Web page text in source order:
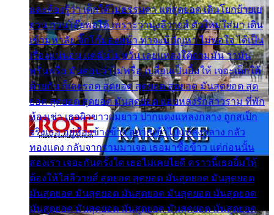
และต้องรู้ว่า เด็กใต้ไม่ธรรมดา แต่สุดยอด เดินโยกย้ายเย
ยวน กวนโอ๊ยพอได้ เพราะว่านุ่งลีวายส์ ตัวใหม่ใส่มา เดิน
เข้ามหาลัย จิ๊กโก๊มองหน้า ท่าจะมีปัญหา ไม่พอใจ ได้เป็น
เรื่องแน่นอน แต่ฉันไม่หวั่น เลยแหลงใต้ถามมัน ว่ามัน
พรั่นพรือ มันตอบว่าไม่พรื่อ เปลี่ยนเป็นยิ้มให้ เจอะเด็กใต้
ด้วยกัน ก็เลยรอด สุดยอด สุดยอด สุดยอด มันสุดยอด สุด
ยอด สุดยอด สุดยอด มันสุดยอด แอบหลงรักสาวราม ที่พัก
ห้องเช่า เธอผิวขาวผมยาว ปากแดงแหลงกลาง ถูกสเป็ก
จริงเธอ อยู่ห้องข้างข้าง อยากเข้าไปแหลงกลาง กลัว
ทองแดง กลับจากรามมาเจอ เธอมาซื้อข้าว แต่ก่อนนั้น
สองเรา เจอะกันครั้งใด เธอไม่เคยไยดี คราวนี้เธอยิ้มให้
ต้องให้ใส่ลีวายส์ สุดยอด สุดยอด มันสุดยอด มันสุดยอด
มันสุดยอด มันสุดยอด มันสุดยอด มันสุดยอด มันสุดยอด
มันสุดยอด มันสุดยอด มันสุดยอด มันสุดยอด มันสุดยอด